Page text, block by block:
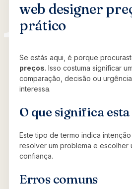
web designer
prático
Se estás aqui, é porque
preços. Isso costuma significar
comparação, decisão ou
interessa.
O que significa
Este tipo de termo indica
resolver um problema e escolher
confiança.
Erros comuns